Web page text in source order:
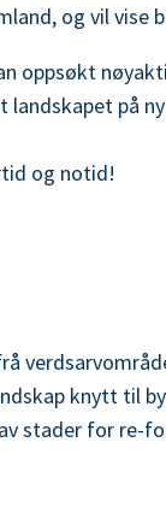
og vil vise
oppsøkt
på
og notid!
knytt til
stader for re-